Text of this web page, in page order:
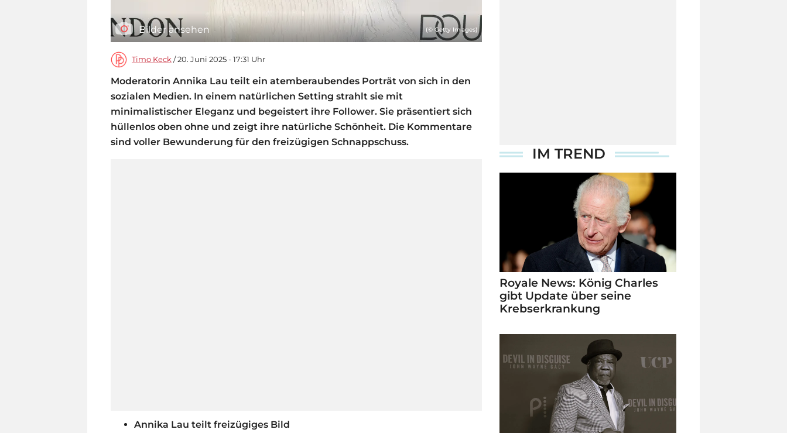
Bilder ansehen (© Getty Images)
Timo Keck / 20. Juni 2025 - 17:31 Uhr
Moderatorin Annika Lau teilt ein atemberaubendes Porträt von sich in den
sozialen Medien. In einem natürlichen Setting strahlt sie mit
minimalistischer Eleganz und begeistert ihre Follower. Sie präsentiert sich
hüllenlos oben ohne und zeigt ihre natürliche Schönheit. Die Kommentare
sind voller Bewunderung für den freizügigen Schnappschuss.
Annika Lau teilt freizügiges Bild
IM TREND
Royale News: König Charles
gibt Update über seine
Krebserkrankung